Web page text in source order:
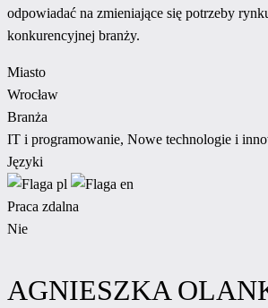
odpowiadać na zmieniające się potrzeby
konkurencyjnej branży.
Miasto
Wrocław
Branża
IT i programowanie, Nowe technologie i
Języki
Praca zdalna
Nie
AGNIESZKA